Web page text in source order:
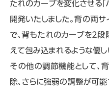
たれのカーブを変化させる「
開発いたしました。背の両
で､背もたれのカーブを2段
えて包み込まれるような優
その他の調節機能として、
除、さらに強弱の調整が可